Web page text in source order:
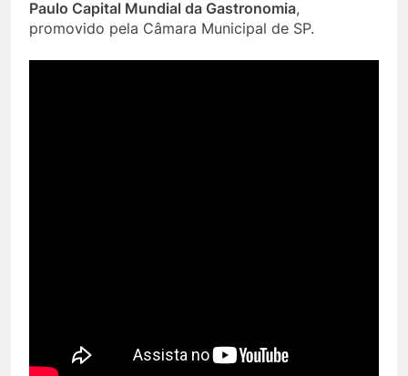
Paulo Capital Mundial da Gastronomia,
promovido pela Câmara Municipal de SP.